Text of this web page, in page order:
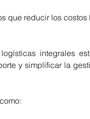
que reducir los
logísticas integrales
y simplificar la